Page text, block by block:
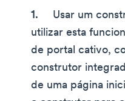
Usar um
utilizar esta
de portal cativo,
construtor
de uma página